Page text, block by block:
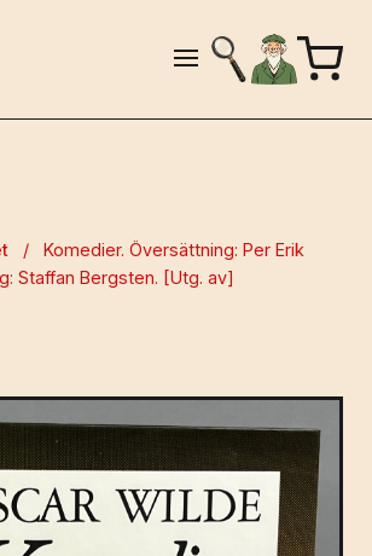
/
Komedier. Översättning: Per Erik
Staffan Bergsten. [Utg. av]